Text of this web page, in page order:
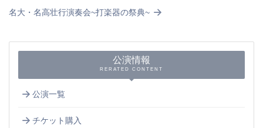
名大・名高壮行演奏会~打楽器の祭典~
公演情報
RERATED CONTENT
公演一覧
チケット購入